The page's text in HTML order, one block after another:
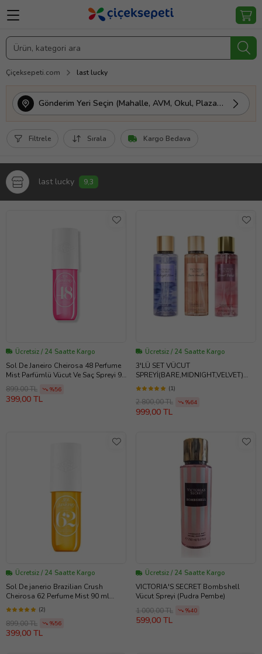
Çiçeksepeti.com last lucky
Gönderim Yeri Seçin (Mahalle, AVM, Okul, Plaza vs.)
Filtrele Sırala Kargo Bedava
last lucky 9,3
Ücretsiz / 24 Saatte Kargo
Sol De Janeiro Cheirosa 48 Perfume
Mist Parfümlü Vücut Ve Saç Spreyi 90
ml (Pudra Pembe)
899,00 TL %56
399,00 TL
Ücretsiz / 24 Saatte Kargo
3'LÜ SET VÜCUT
SPREYİ(BARE,MIDNIGHT,VELVET)
(Mavi-Gold)
(1)
2.800,00 TL %64
999,00 TL
Ücretsiz / 24 Saatte Kargo
Sol De janerio Brazilian Crush
Cheirosa 62 Perfume Mist 90 ml
(Kahverengi-Beyaz)
(2)
899,00 TL %56
399,00 TL
Ücretsiz / 24 Saatte Kargo
VICTORIA'S SECRET Bombshell
Vücut Spreyi (Pudra Pembe)
1.000,00 TL
%40
599,00 TL